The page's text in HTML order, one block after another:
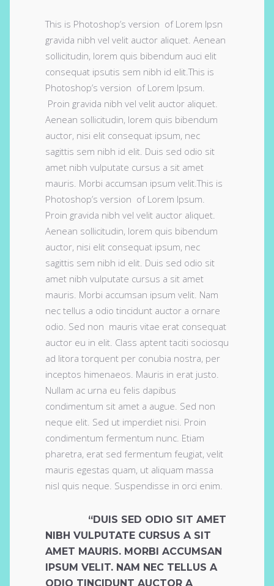
This is Photoshop’s version of Lorem Ipsn
gravida nibh vel velit auctor aliquet. Aenean
sollicitudin, lorem quis bibendum auci elit
consequat ipsutis sem nibh id elit.This is
Photoshop’s version of Lorem Ipsum.
Proin gravida nibh vel velit auctor aliquet.
Aenean sollicitudin, lorem quis bibendum
auctor, nisi elit consequat ipsum, nec
sagittis sem nibh id elit. Duis sed odio sit
amet nibh vulputate cursus a sit amet
mauris. Morbi accumsan ipsum velit.This is
Photoshop’s version of Lorem Ipsum.
Proin gravida nibh vel velit auctor aliquet.
Aenean sollicitudin, lorem quis bibendum
auctor, nisi elit consequat ipsum, nec
sagittis sem nibh id elit. Duis sed odio sit
amet nibh vulputate cursus a sit amet
mauris. Morbi accumsan ipsum velit. Nam
nec tellus a odio tincidunt auctor a ornare
odio. Sed non mauris vitae erat consequat
auctor eu in elit. Class aptent taciti sociosqu
ad litora torquent per conubia nostra, per
inceptos himenaeos. Mauris in erat justo.
Nullam ac urna eu felis dapibus
condimentum sit amet a augue. Sed non
neque elit. Sed ut imperdiet nisi. Proin
condimentum fermentum nunc. Etiam
pharetra, erat sed fermentum feugiat, velit
mauris egestas quam, ut aliquam massa
nisl quis neque. Suspendisse in orci enim.
“DUIS SED ODIO SIT AMET
NIBH VULPUTATE CURSUS A SIT
AMET MAURIS. MORBI ACCUMSAN
IPSUM VELIT. NAM NEC TELLUS A
ODIO TINCIDUNT AUCTOR A